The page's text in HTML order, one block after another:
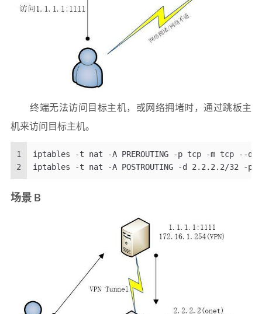
终端无法访问目标主机，或网络拥堵时，通过跳板主
机来访问目标主机。
1
2
iptables -t nat -A PREROUTING -p tcp -m tcp --
iptables -t nat -A POSTROUTING -d 2.2.2.2/32
场景 B